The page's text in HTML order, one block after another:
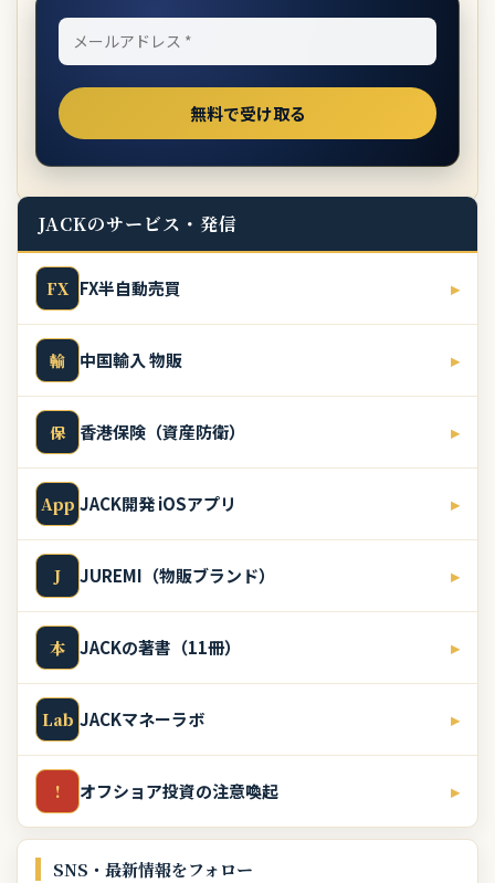
JACKのサービス・発信
FX FX半自動売買 ▸
輸 中国輸入 物販 ▸
保 香港保険（資産防衛） ▸
App JACK開発 iOSアプリ ▸
J JUREMI（物販ブランド） ▸
本 JACKの著書（11冊） ▸
Lab JACKマネーラボ ▸
! オフショア投資の注意喚起 ▸
SNS・最新情報をフォロー